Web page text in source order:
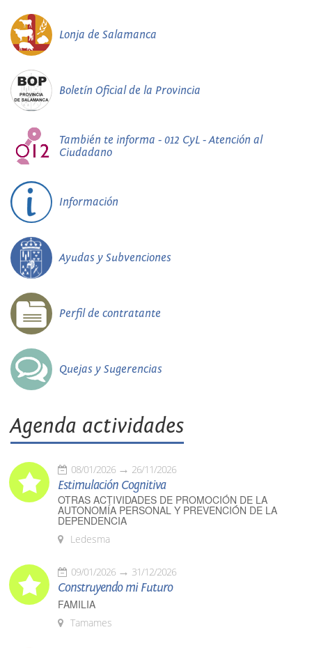
Lonja de Salamanca
Boletín Oficial de la Provincia
También te informa - 012 CyL - Atención al
Ciudadano
Información
Ayudas y Subvenciones
Perfil de contratante
Quejas y Sugerencias
Agenda actividades
08/01/2026 26/11/2026
Estimulación Cognitiva
OTRAS ACTIVIDADES DE PROMOCIÓN DE LA
AUTONOMÍA PERSONAL Y PREVENCIÓN DE LA
DEPENDENCIA
Ledesma
09/01/2026 31/12/2026
Construyendo mi Futuro
FAMILIA
Tamames